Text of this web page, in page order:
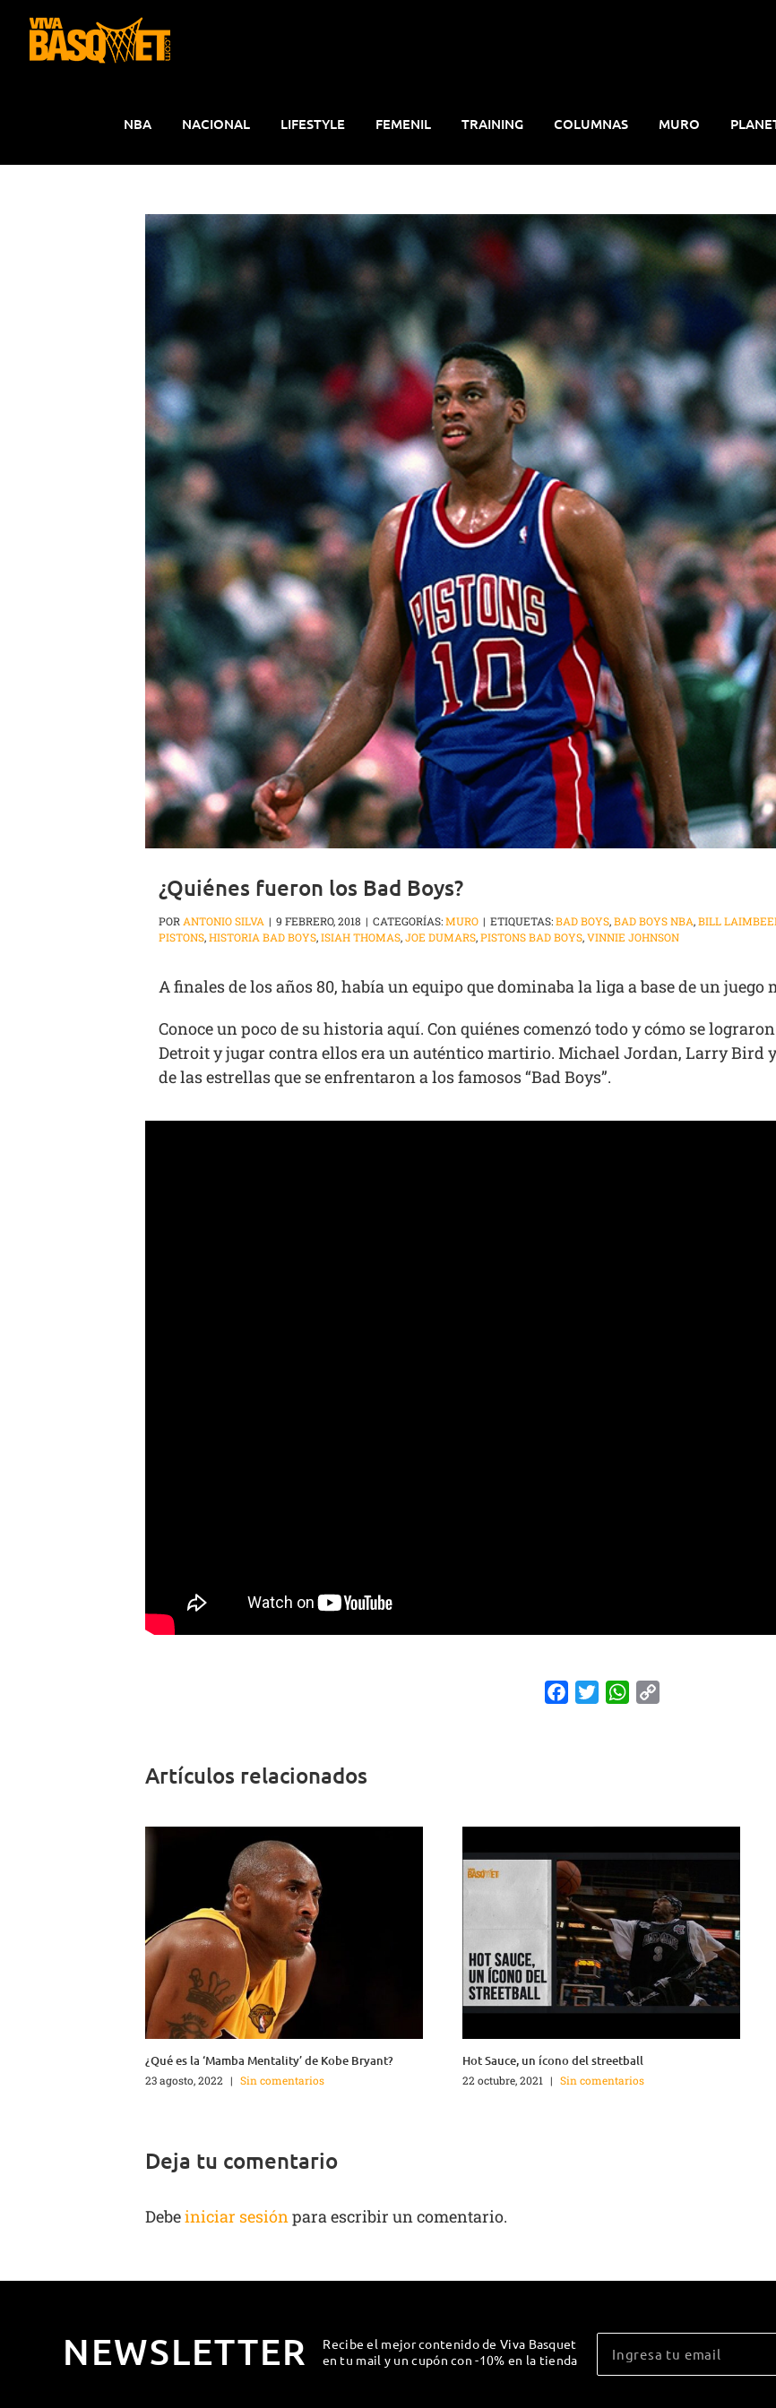
contenido
NBA NACIONAL LIFESTYLE FEMENIL TRAINING COLUMNAS MURO
¿Quiénes fueron los Bad Boys?
PORANTONIO SILVA | 9 FEBRERO, 2018 | CATEGORÍAS:MURO | ETIQUETAS:BAD BOYS,BAD BOYS NBA,BILL
PISTONS,HISTORIA BAD BOYS,ISIAH THOMAS,JOE DUMARS,PISTONS BAD BOYS,VINNIE JOHNSON
A finales de los años 80, había un equipo que dominaba la liga a base de un juego
Conoce un poco de su historia aquí. Con quiénes comenzó todo y cómo se
Detroit y jugar contra ellos era un auténtico martirio. Michael Jordan, Larry Bird
de las estrellas que se enfrentaron a los famosos “Bad Boys”.
FacebookTwitterWhatsApp
Artículos relacionados
¿Qué es la ‘Mamba Mentality’ de Kobe Bryant?
23 agosto, 2022 | Sin comentarios
Hot Sauce, un ícono del streetball
22 octubre, 2021 | Sin comentarios
Deja tu comentario
Debeiniciar sesiónpara escribir un comentario.
NEWSLETTER
Recibe el mejor contenido de Viva Basquet
en tu mail y un cupón con -10% en la tienda